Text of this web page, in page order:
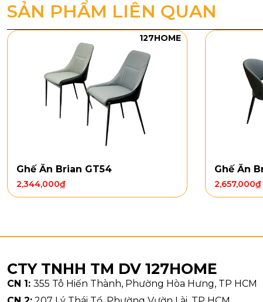
dáng vững,
nhấn, ngồi
SẢN PHẨM LIÊN QUAN
127HOME
Ghế Ăn Brian GT54
2,344,000₫
Ghế Ăn
2,657,000₫
CTY TNHH TM DV 127HOME
CN 1: 355 Tô Hiến Thành, Phường Hòa Hưng, TP HCM